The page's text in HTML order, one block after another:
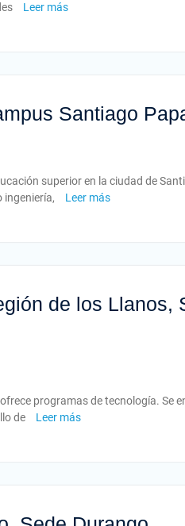
Leer más
Santiago
superior en la ciudad de
ingeniería,
Leer más
de los Llanos,
programas de tecnología. Se
de
Leer más